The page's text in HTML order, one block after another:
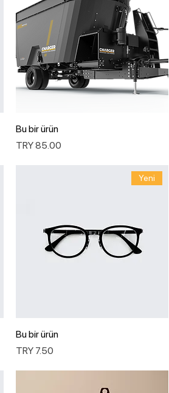
Bu bir ürün
السعر
Yeni
Bu bir ürün
السعر